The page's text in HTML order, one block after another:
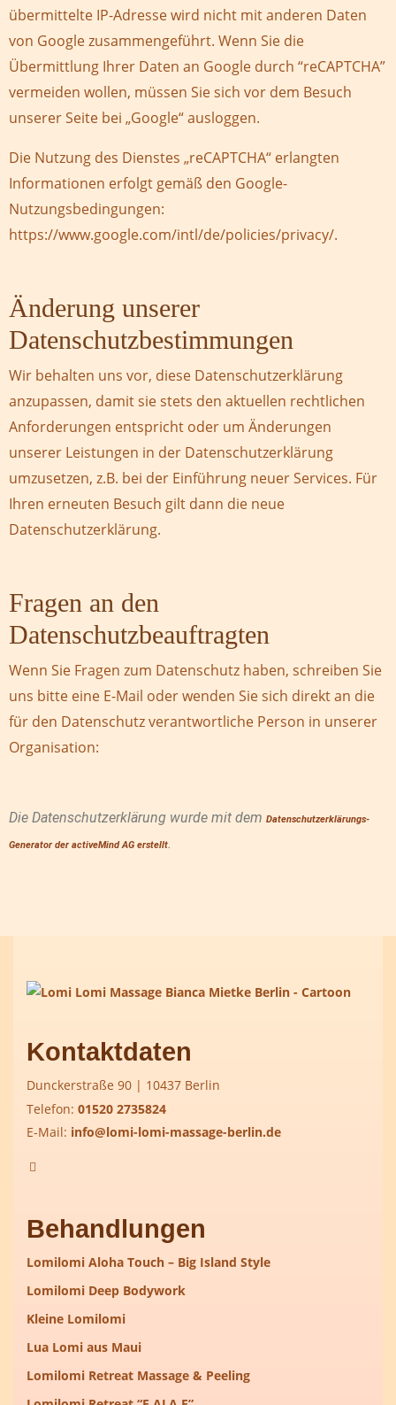
übermittelte IP-Adresse wird nicht mit anderen Daten
von Google zusammengeführt. Wenn Sie die
Übermittlung Ihrer Daten an Google durch “reCAPTCHA”
vermeiden wollen, müssen Sie sich vor dem Besuch
unserer Seite bei „Google“ ausloggen.
Die Nutzung des Dienstes „reCAPTCHA“ erlangten
Informationen erfolgt gemäß den Google-
Nutzungsbedingungen:
https://www.google.com/intl/de/policies/privacy/.
Änderung unserer
Datenschutzbestimmungen
Wir behalten uns vor, diese Datenschutzerklärung
anzupassen, damit sie stets den aktuellen rechtlichen
Anforderungen entspricht oder um Änderungen
unserer Leistungen in der Datenschutzerklärung
umzusetzen, z.B. bei der Einführung neuer Services. Für
Ihren erneuten Besuch gilt dann die neue
Datenschutzerklärung.
Fragen an den
Datenschutzbeauftragten
Wenn Sie Fragen zum Datenschutz haben, schreiben Sie
uns bitte eine E-Mail oder wenden Sie sich direkt an die
für den Datenschutz verantwortliche Person in unserer
Organisation:
Die Datenschutzerklärung wurde mit dem Datenschutzerklärungs-
Generator der activeMind AG erstellt.
Kontaktdaten
Dunckerstraße 90 | 10437 Berlin
Telefon: 01520 2735824
E-Mail: info@lomi-lomi-massage-berlin.de
Behandlungen
Lomilomi Aloha Touch – Big Island Style
Lomilomi Deep Bodywork
Kleine Lomilomi
Lua Lomi aus Maui
Lomilomi Retreat Massage & Peeling